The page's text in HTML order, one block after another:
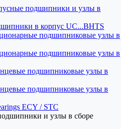
подшипники и узлы в
в корпус UC...BHTS
подшипниковые узлы в
подшипниковые узлы в
подшипниковые узлы в
подшипниковые узлы в
ECY / STC
и узлы в сборе